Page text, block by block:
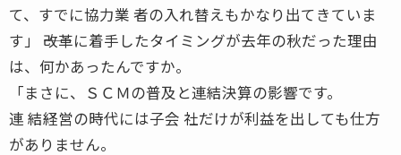
て、すでに協力業 者の入れ替えもかなり出てきていま
す」 ――改革に着手したタイミングが去年の秋だった理由
は、何かあったんですか。
「まさに、ＳＣＭの普及と連結決算の影響です。
連 結経営の時代には子会 社だけが利益を出しても仕方
がありません。